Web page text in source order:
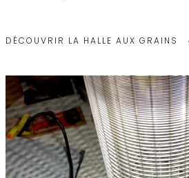
DÉCOUVRIR LA HALLE AUX GRAINS